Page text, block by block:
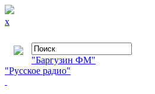
x
"Баргузин ФМ"
"Русское радио"